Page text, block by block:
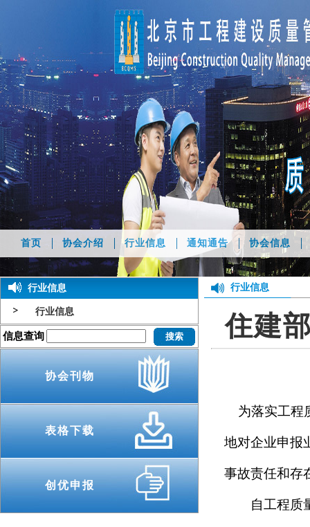
首页 协会介绍 行业信息 通知通告 协会信息
行业信息
行业信息
信息查询
协会刊物
表格下载
创优申报
行业信息
住建
为落实工程
地对企业申报
事故责任和存
自工程质量